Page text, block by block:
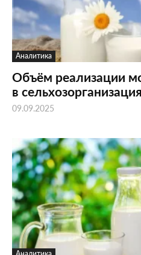
Аналитика
Объём реализации
в
09.09.2025